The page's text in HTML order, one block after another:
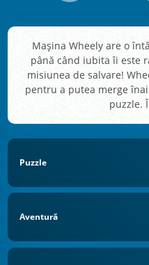
Mașina Wheely are o
până când iubita îi este
misiunea de salvare!
pentru a putea merge
puzzle.
Puzzle
Aventură